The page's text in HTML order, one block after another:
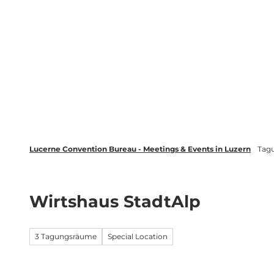
Lucerne Convention Bureau - Meetings & Events in Luzern
Wirtshaus StadtAlp
3 Tagungsräume Special Location